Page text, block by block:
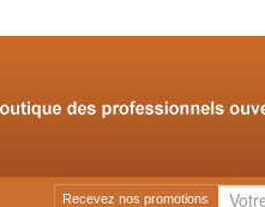
Recevez nos promotions